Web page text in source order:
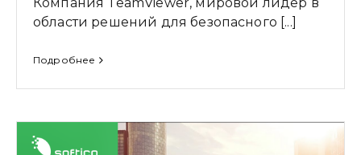
области решений для безопасного [...]
Подробнее